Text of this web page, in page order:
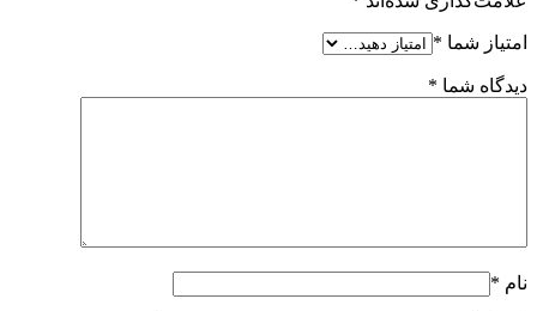
امتیاز شما *
دیدگاه شما *
نام *